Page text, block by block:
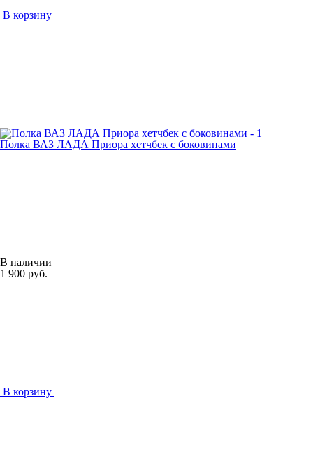
В корзину
Полка ВАЗ ЛАДА Приора хетчбек с боковинами
В наличии
1 900 руб.
В корзину